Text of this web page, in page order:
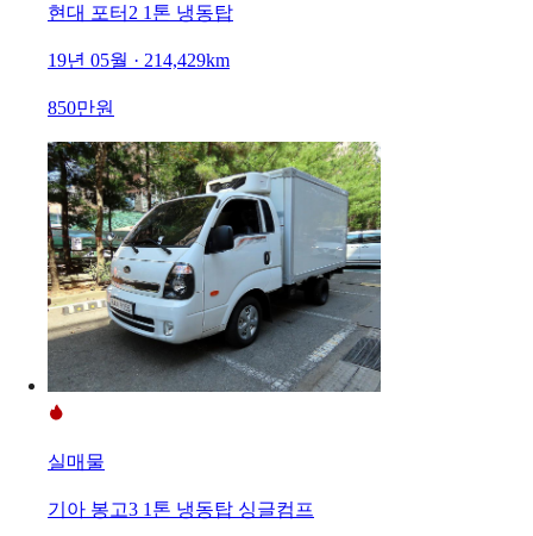
현대 포터2 1톤 냉동탑
19년 05월 · 214,429km
850만원
실매물
기아 봉고3 1톤 냉동탑 싱글컴프